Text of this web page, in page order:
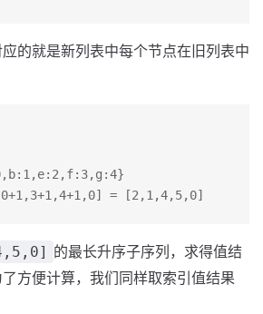
应的就是新列表中每个节点在旧列表中
= [2,1,4,5,0]
的最长升序子序列，求得值结
了方便计算，我们同样取索引值结果